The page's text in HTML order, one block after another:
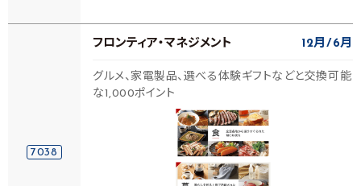
7038
フロンティア・マネジメント 12月 6月
グルメ、家電製品、選べる体験ギフトなどと交換可能
な1,000ポイント